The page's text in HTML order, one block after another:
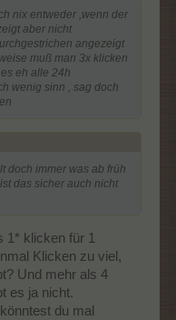
nix entweder ,wenn der
aber nicht
angezeigt
muß man 3x klicken
eh alle 24h
wenig sinn , sag doch
doch immer was ab früh
das sicher auch nicht
1* klicken für 1
Klicken zu viel,
Und mehr als 4
es ja nicht.
du mal